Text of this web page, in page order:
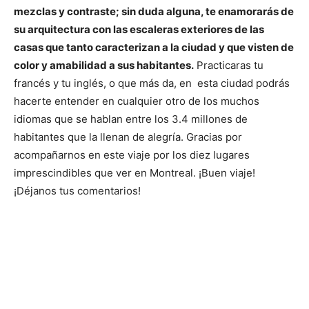
mezclas y contraste; sin duda alguna, te enamorarás de
su arquitectura con las escaleras exteriores de las
casas que tanto caracterizan a la ciudad y que visten de
color y amabilidad a sus habitantes. Practicaras tu
francés y tu inglés, o que más da, en esta ciudad podrás
hacerte entender en cualquier otro de los muchos
idiomas que se hablan entre los 3.4 millones de
habitantes que la llenan de alegría. Gracias por
acompañarnos en este viaje por los diez lugares
imprescindibles que ver en Montreal. ¡Buen viaje!
¡Déjanos tus comentarios!